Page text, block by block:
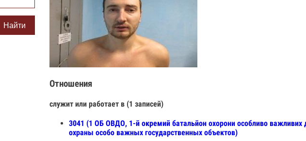
Найти
Отношения
служит или работает в (1 записей)
3041 (1 ОБ ОВДО, 1-й окремий батальйон охорони особливо
охраны особо важных государственных объектов)